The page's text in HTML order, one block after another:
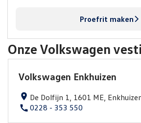
Proefrit maken
Onze Volkswagen
Volkswagen Enkhuizen
De Dolfijn 1, 1601 ME,
0228 - 353 550